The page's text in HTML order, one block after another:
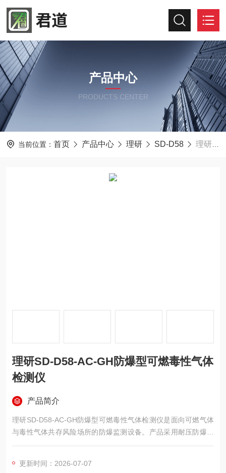
产品中心
PRODUCTS CENTER
当前位置： 首页 产品中心 理研 SD-D58 理研SD-D58-AC-GH防爆型可燃毒性气体检测仪
理研SD-D58-AC-GH防爆型可燃毒性气体
检测仪
产品简介
理研SD-D58-AC-GH防爆型可燃毒性气体检测仪是面向可燃气体
与毒性气体共存风险场所的防爆监测设备。产品采用耐压防爆结
构，防爆等级Ex d IIB+H2 T4，防护等级相当于IP67，适用于氢
性气体具有高灵敏度响应，配合大流量吸引泵确保样气快速送
更新时间：2026-07-07